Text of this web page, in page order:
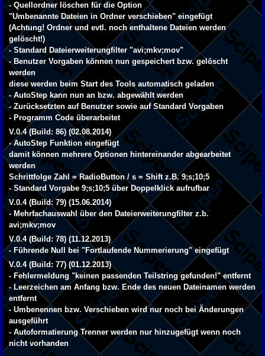
- Quellordner löschen für die Option
"Umbenannte Dateien in Ordner verschieben" eingefügt
(Achtung! Ordner und evtl. noch enthaltene Dateien werden
gelöscht!)
- Standard Dateierweiterungfilter "avi;mkv;mov"
- Benutzer Vorgaben können nun gespeichert bzw. gelöscht
werden
diese werden beim Start des Tools automatisch geladen
- AutoStep kann nun an bzw. abgewählt werden
- Zurücksetzten auf Benutzer sowie auf Standard Vorgaben
- Programm Code überarbeitet
V.0.4 (Build: 86) (02.08.2014)
- AutoStep Funktion eingefügt
damit können mehrere Optionen hintereinander abgearbeitet
werden
Schrittfolge Zahl = RadioButton / s = Shift z.B. 9;s;10;5
- Standard Vorgabe 9;s;10;5 über Doppelklick aufrufbar
V.0.4 (Build: 79) (15.06.2014)
- Mehrfachauswahl über den Dateierweiterungfilter z.b.
avi;mkv;mov
V.0.4 (Build: 78) (11.12.2013)
- Führende Null bei "Fortlaufende Nummerierung" eingefügt
V.0.4 (Build: 77) (01.12.2013)
- Fehlermeldung "keinen passenden Teilstring gefunden!" entfernt
- Leerzeichen am Anfang bzw. Ende des neuen Dateinamen werden
entfernt
- Umbenennen bzw. Verschieben wird nur noch bei Änderungen
ausgeführt
- Autoformatierung Trenner werden nur hinzugefügt wenn noch
nicht vorhanden